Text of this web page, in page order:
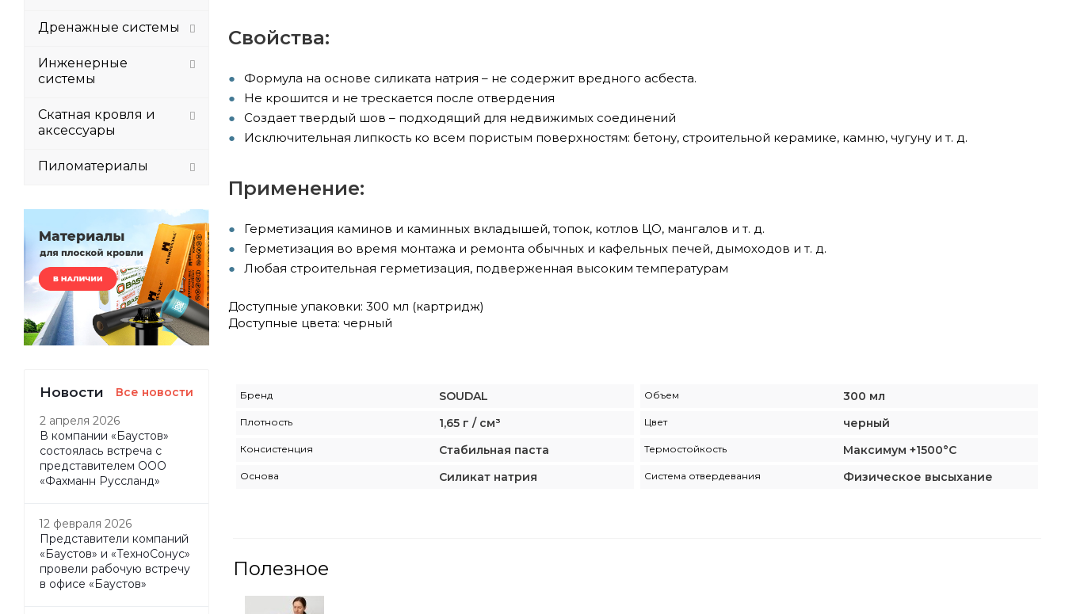
Свойства:
Формула на основе силиката натрия – не содержит вредного асбеста.
Не крошится и не трескается после отвердения
Создает твердый шов – подходящий для недвижимых соединений
Исключительная липкость ко всем пористым поверхностям: бетону, строительной керамике, камню, чугуну и т. д.
Применение:
Герметизация каминов и каминных вкладышей, топок, котлов ЦО, мангалов и т. д.
Герметизация во время монтажа и ремонта обычных и кафельных печей, дымоходов и т. д.
Любая строительная герметизация, подверженная высоким температурам
Доступные упаковки: 300 мл (картридж)
Доступные цвета: черный
Бренд SOUDAL Объем 300 мл
Плотность 1,65 г / см³ Цвет черный
Консистенция Стабильная паста Термостойкость Максимум +1500°C
Основа Силикат натрия Система отвердевания Физическое высыхание
Полезное
Дренажные системы
Инженерные
системы
Скатная кровля и
аксессуары
Пиломатериалы
Новости Все новости
2 апреля 2026
В компании «Баустов»
состоялась встреча с
представителем ООО
«Фахманн Руссланд»
12 февраля 2026
Представители компаний
«Баустов» и «ТехноСонус»
провели рабочую встречу
в офисе «Баустов»